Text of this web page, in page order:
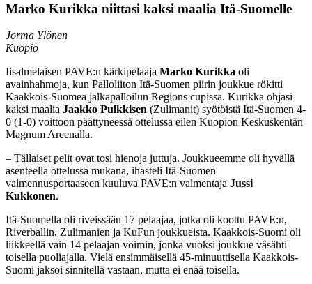
Marko Kurikka niittasi kaksi maalia Itä-Suomelle
Jorma Ylönen
Kuopio
Iisalmelaisen PAVE:n kärkipelaaja Marko Kurikka oli
avainhahmoja, kun Palloliiton Itä-Suomen piirin joukkue rökitti
Kaakkois-Suomea jalkapalloilun Regions cupissa. Kurikka ohjasi
kaksi maalia Jaakko Pulkkisen (Zulimanit) syötöistä Itä-Suomen 4-
0 (1-0) voittoon päättyneessä ottelussa eilen Kuopion Keskuskentän
Magnum Areenalla.
– Tällaiset pelit ovat tosi hienoja juttuja. Joukkueemme oli hyvällä
asenteella ottelussa mukana, ihasteli Itä-Suomen
valmennusportaaseen kuuluva PAVE:n valmentaja Jussi
Kukkonen.
Itä-Suomella oli riveissään 17 pelaajaa, jotka oli koottu PAVE:n,
Riverballin, Zulimanien ja KuFun joukkueista. Kaakkois-Suomi oli
liikkeellä vain 14 pelaajan voimin, jonka vuoksi joukkue väsähti
toisella puoliajalla. Vielä ensimmäisellä 45-minuuttisella Kaakkois-
Suomi jaksoi sinnitellä vastaan, mutta ei enää toisella.